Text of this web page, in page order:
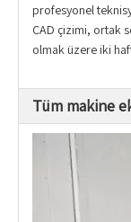
profesyonel
CAD çizimi, ortak
olmak üzere iki
Tüm makine